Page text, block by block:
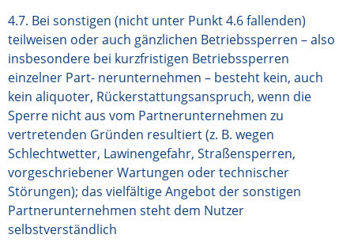
4.7. Bei sonstigen (nicht unter Punkt 4.6 fallenden)
teilweisen oder auch gänzlichen Betriebssperren – also
insbesondere bei kurzfristigen Betriebssperren
einzelner Part- nerunternehmen – besteht kein, auch
kein aliquoter, Rückerstattungsanspruch, wenn die
Sperre nicht aus vom Partnerunternehmen zu
vertretenden Gründen resultiert (z. B. wegen
Schlechtwetter, Lawinengefahr, Straßensperren,
vorgeschriebener Wartungen oder technischer
Störungen); das vielfältige Angebot der sonstigen
Partnerunternehmen steht dem Nutzer
selbstverständlich